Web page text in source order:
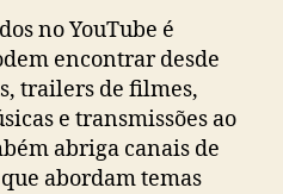
no YouTube é
encontrar desde
trailers de filmes,
e transmissões ao
abriga canais de
abordam temas